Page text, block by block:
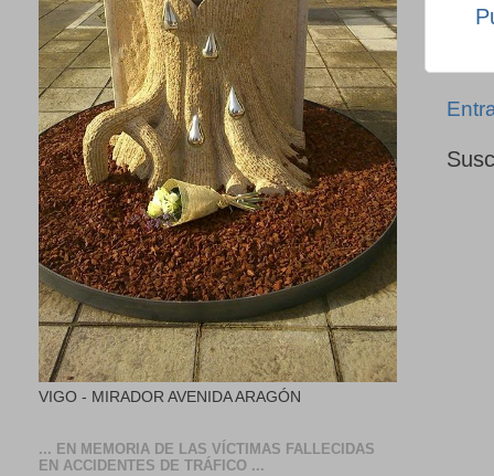
VIGO - MIRADOR AVENIDA ARAGÓN
... EN MEMORIA DE LAS VÍCTIMAS FALLECIDAS
EN ACCIDENTES DE TRÁFICO ...